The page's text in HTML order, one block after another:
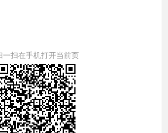
一扫在手机打开当前页